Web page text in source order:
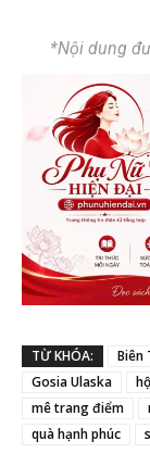
*Nội dung
TỪ KHÓA:
Biên
Gosia Ulaska
mê trang điểm
quà hạnh phúc